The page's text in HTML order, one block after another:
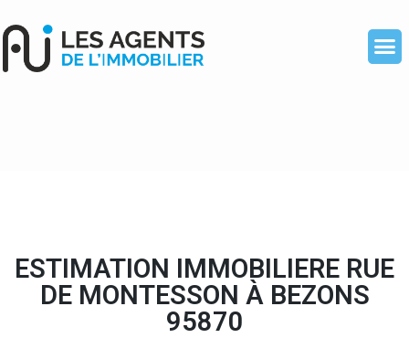
ESTIMATION IMMOBILIERE RUE
DE MONTESSON À BEZONS
95870